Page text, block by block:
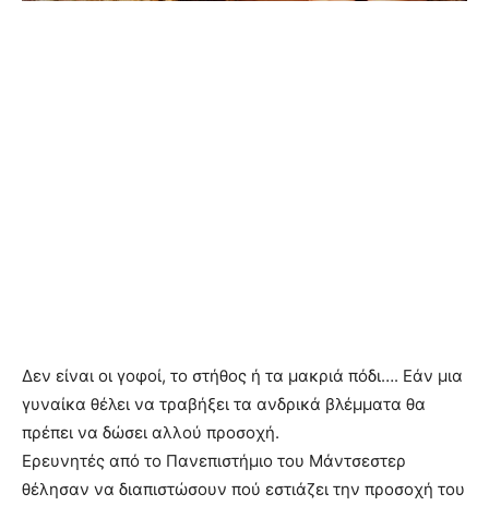
Δεν είναι οι γοφοί, το στήθος ή τα μακριά πόδι…. Εάν μια
γυναίκα θέλει να τραβήξει τα ανδρικά βλέμματα θα
πρέπει να δώσει αλλού προσοχή.
Ερευνητές από το Πανεπιστήμιο του Μάντσεστερ
θέλησαν να διαπιστώσουν πού εστιάζει την προσοχή του